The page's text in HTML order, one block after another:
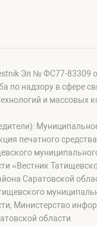
Эл № ФС77-83309
по надзору в сфере
и массовых
печатного
«Вестник
Саратовской
Министерство
области.